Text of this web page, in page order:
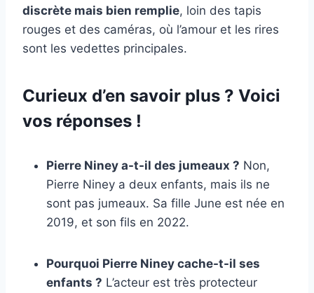
discrète mais bien remplie, loin des tapis
rouges et des caméras, où l’amour et les rires
sont les vedettes principales.
Curieux d’en savoir plus ? Voici
vos réponses !
Pierre Niney a-t-il des jumeaux ? Non,
Pierre Niney a deux enfants, mais ils ne
sont pas jumeaux. Sa fille June est née en
2019, et son fils en 2022.
Pourquoi Pierre Niney cache-t-il ses
enfants ? L’acteur est très protecteur